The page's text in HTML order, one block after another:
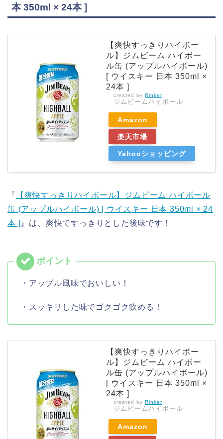
本 350ml × 24本 ]
【爽快すっきりハイボー
ル】ジムビーム ハイボー
ル缶 (アップルハイボール)
[ ウイスキー 日本 350ml ×
24本 ]
created by Rinker
ジムビームハイボール
Amazon
楽天市場
Yahooショッピング
『
【爽快すっきりハイボール】ジムビーム ハイボール
缶 (アップルハイボール) [ ウイスキー 日本 350ml × 24
本 ] 』は、爽快ですっきりとした後味です！
・アップル風味でおいしい！
・スッキリした味でゴクゴク飲める！
【爽快すっきりハイボー
ル】ジムビーム ハイボー
ル缶 (アップルハイボール)
[ ウイスキー 日本 350ml ×
24本 ]
created by Rinker
ジムビームハイボール
Amazon